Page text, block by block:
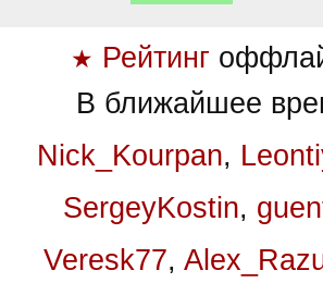
★ Рейтинг
В ближайшее
Nick_Kourpan,
SergeyKostin,
Veresk77,